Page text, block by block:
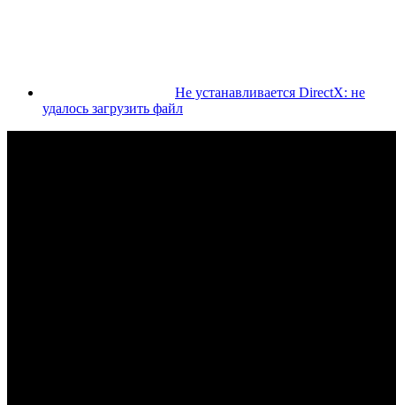
Не устанавливается DirectX: не
удалось загрузить файл